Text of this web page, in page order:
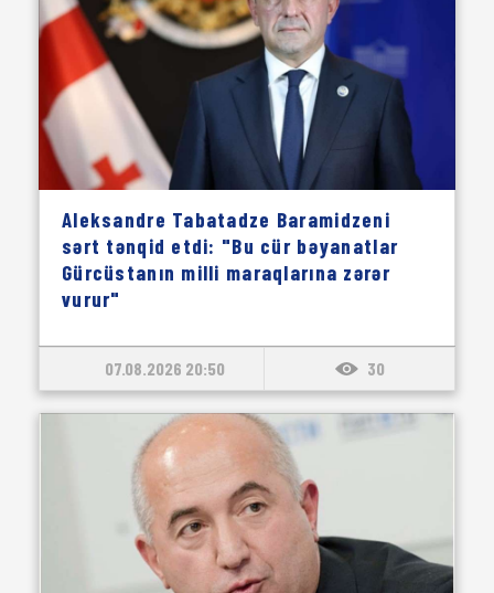
Aleksandre Tabatadze Baramidzeni
sərt tənqid etdi: "Bu cür bəyanatlar
Gürcüstanın milli maraqlarına zərər
vurur"
07.08.2026 20:50 30